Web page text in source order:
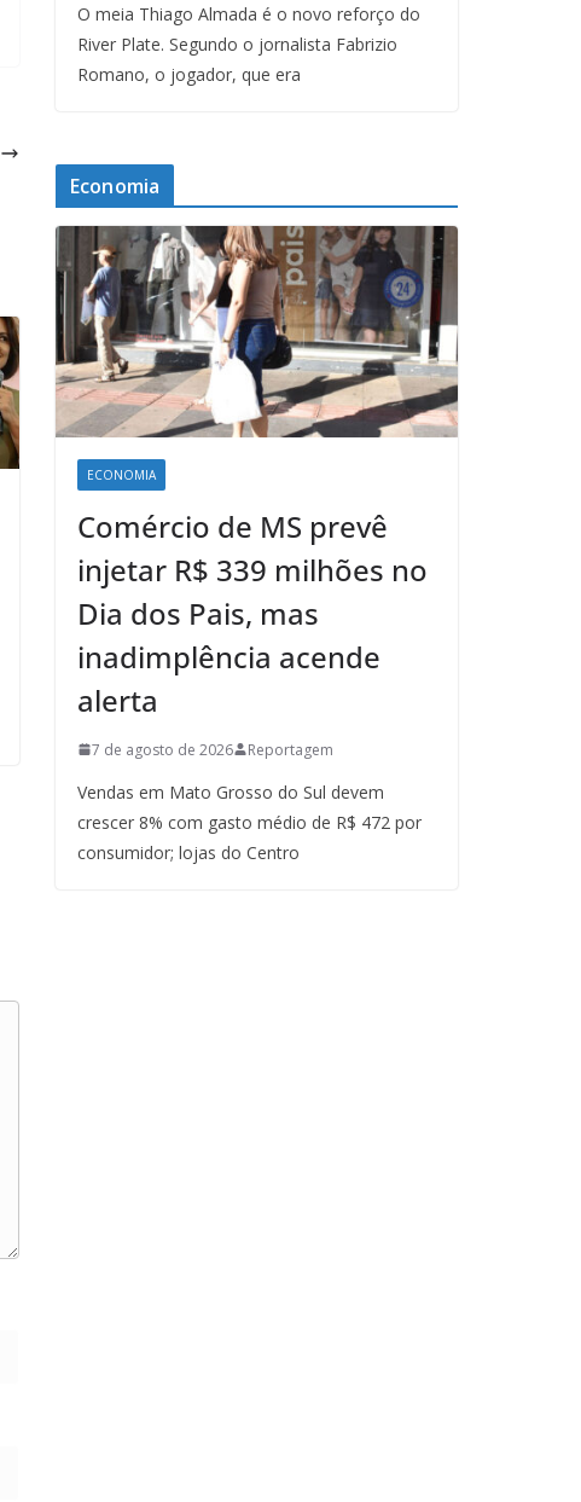
O meia Thiago Almada é o novo reforço do
River Plate. Segundo o jornalista Fabrizio
Romano, o jogador, que era
Economia
ECONOMIA
Comércio de MS prevê
injetar R$ 339 milhões no
Dia dos Pais, mas
inadimplência acende
alerta
7 de agosto de 2026 Reportagem
Vendas em Mato Grosso do Sul devem
crescer 8% com gasto médio de R$ 472 por
consumidor; lojas do Centro